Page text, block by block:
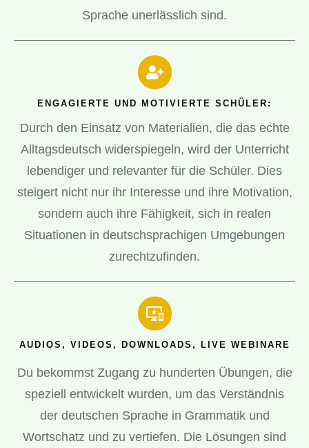
Sprache unerlässlich sind.
ENGAGIERTE UND MOTIVIERTE SCHÜLER:
Durch den Einsatz von Materialien, die das echte
Alltagsdeutsch widerspiegeln, wird der Unterricht
lebendiger und relevanter für die Schüler. Dies
steigert nicht nur ihr Interesse und ihre Motivation,
sondern auch ihre Fähigkeit, sich in realen
Situationen in deutschsprachigen Umgebungen
zurechtzufinden.
AUDIOS, VIDEOS, DOWNLOADS, LIVE WEBINARE
Du bekommst Zugang zu hunderten Übungen, die
speziell entwickelt wurden, um das Verständnis
der deutschen Sprache in Grammatik und
Wortschatz und zu vertiefen. Die Lösungen sind